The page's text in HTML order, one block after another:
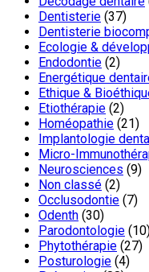
Dentisterie (37)
Dentisterie
Ecologie &
Endodontie (2)
Energétique
Ethique &
Etiothérapie (2)
Homéopathie (21)
Implantologie
Micro-
Neurosciences (9)
Non classé (2)
Occlusodontie (7)
Odenth (30)
Parodontologie
Phytothérapie (27)
Posturologie (4)